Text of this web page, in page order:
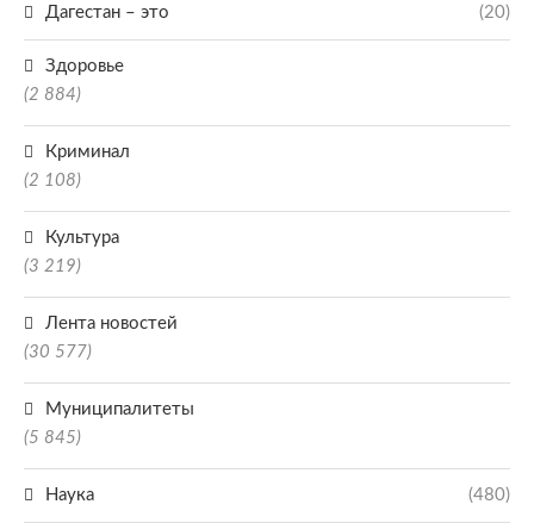
Дагестан – это (20)
Здоровье
(2 884)
Криминал
(2 108)
Культура
(3 219)
Лента новостей
(30 577)
Муниципалитеты
(5 845)
Наука (480)